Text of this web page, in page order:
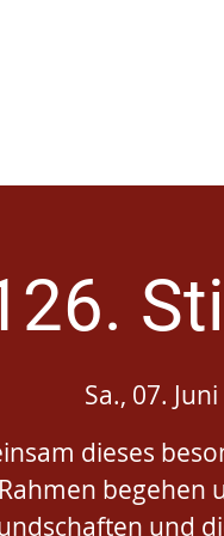
Sa., 07. Juni
dieses
Rahmen begehen
und